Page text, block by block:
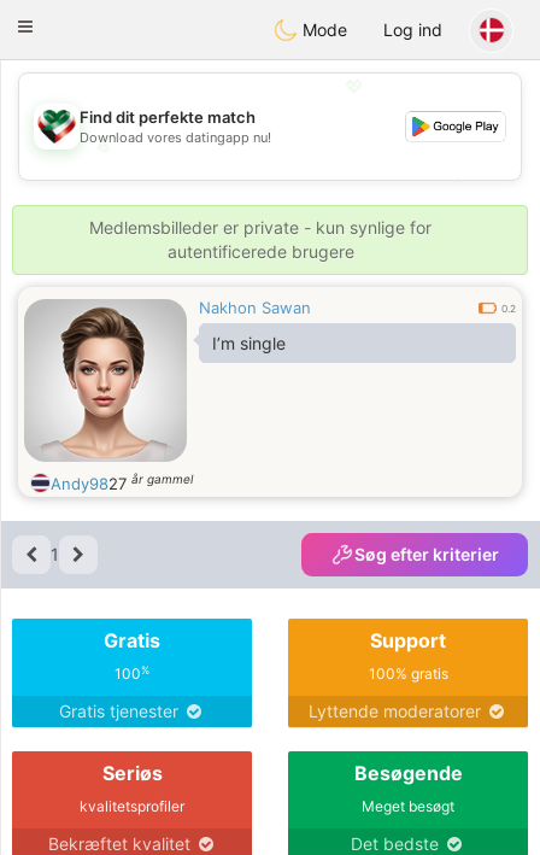
Kuwait Chat
Toggle
Mode Log ind
💖
💕
💕
Find dit perfekte match
Download vores datingapp nu!
Medlemsbilleder er private - kun synlige for
autentificerede brugere
Nakhon Sawan 0.2
I’m single
Andy9827 år gammel
1 Søg efter kriterier
Gratis
100%
Gratis tjenester
Support
100% gratis
Lyttende moderatorer
Seriøs
kvalitetsprofiler
Bekræftet kvalitet
Besøgende
Meget besøgt
Det bedste